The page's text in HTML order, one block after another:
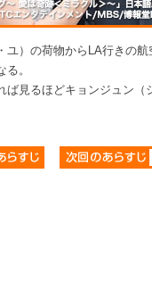
ユ）の荷物からLA行きの
。
見るほどキョンジュン（